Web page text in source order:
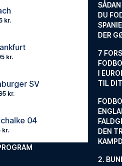
DU
DER
7
I
TIL
DEN
2.
kr.
kr.
SV
kr.
04
kr.